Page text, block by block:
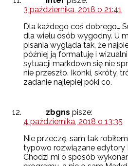
3 października, 2018 o 21:41
Dla każdego coś dobrego…
dla wielu osób wygodny. U
pisania wygląda tak, że
później ją formatuję i
sytuacji markdown się nie
nie przeszło. Ikonki, skróty,
zadanie najlepiej póki co.
zbgns pisze:
4 października, 2018 o 13:35
Nie przeczę, sam tak
typowo rozwiązane edytory
Chodzi mi o sposób